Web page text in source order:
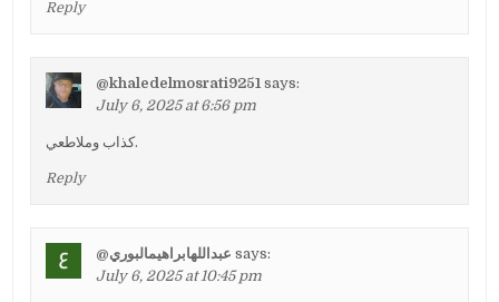
Reply
@khaledelmosrati9251 says:
July 6, 2025 at 6:56 pm
كذاب وملاطعي.
Reply
@عبداللهابراهيمالبوري says:
July 6, 2025 at 10:45 pm